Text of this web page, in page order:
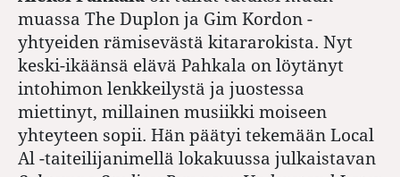
muassa The Duplon ja Gim Kordon -
yhtyeiden rämisevästä kitararokista. Nyt
keski-ikäänsä elävä Pahkala on löytänyt
intohimon lenkkeilystä ja juostessa
miettinyt, millainen musiikki moiseen
yhteyteen sopii. Hän päätyi tekemään Local
Al -taiteilijanimellä lokakuussa julkaistavan